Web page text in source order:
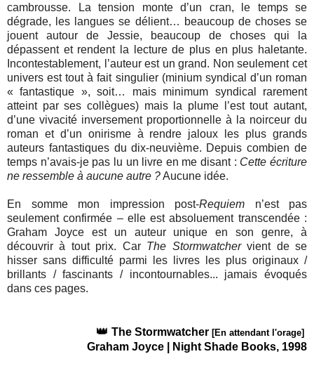
cambrousse. La tension monte d’un cran, le temps se
dégrade, les langues se délient… beaucoup de choses se
jouent autour de Jessie, beaucoup de choses qui la
dépassent et rendent la lecture de plus en plus haletante.
Incontestablement, l’auteur est un grand. Non seulement cet
univers est tout à fait singulier (minium syndical d’un roman
« fantastique », soit… mais minimum syndical rarement
atteint par ses collègues) mais la plume l’est tout autant,
d’une vivacité inversement proportionnelle à la noirceur du
roman et d’un onirisme à rendre jaloux les plus grands
auteurs fantastiques du dix-neuvième. Depuis combien de
temps n’avais-je pas lu un livre en me disant : Cette écriture
ne ressemble à aucune autre ?Aucune idée.
En somme mon impression post-Requiem n’est pas
seulement confirmée – elle est absoluement transcendée :
Graham Joyce est un auteur unique en son genre, à
découvrir à tout prix. Car The Stormwatchervient de se
hisser sans difficulté parmi les livres les plus originaux /
brillants / fascinants / incontournables... jamais évoqués
dans ces pages.
👑 The Stormwatcher [En attendant l'orage]
Graham Joyce | Night Shade Books, 1998